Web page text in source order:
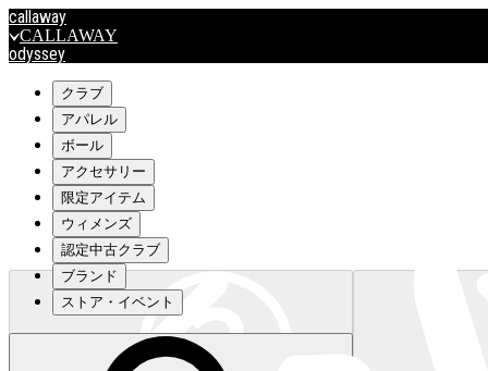
callaway
CALLAWAY
odyssey
travismathew
outlet
OUTLET
キャロウェイアパレルはこちら>>>
クラブ
アパレル
ボール
アクセサリー
限定アイテム
ウィメンズ
認定中古クラブ
ブランド
ストア・イベント